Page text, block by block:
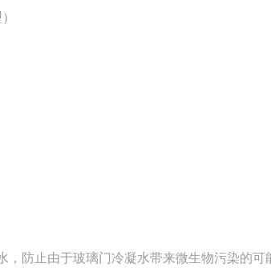
，防止由于玻璃门冷凝水带来微生物污染的可